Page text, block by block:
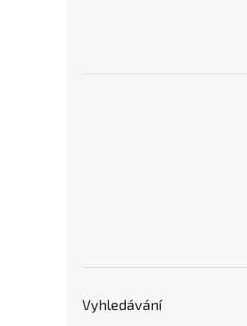
Vyhledávání